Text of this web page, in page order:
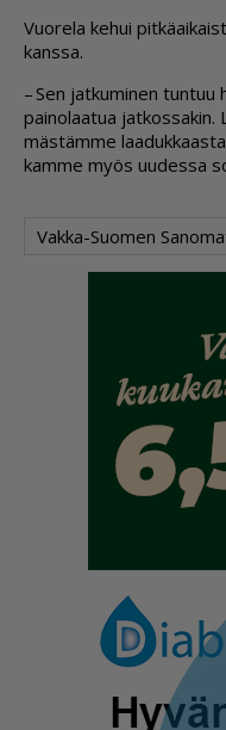
Vuo­re­la ke­hui
kans­sa.
– Sen jat­ku­mi­nen
pai­no­laa­tua
mäs­täm­me
kam­me myös uu­des­sa
Vakka-Suomen